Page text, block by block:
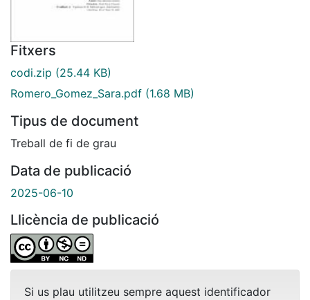
Fitxers
codi.zip (25.44 KB)
Romero_Gomez_Sara.pdf (1.68 MB)
Tipus de document
Treball de fi de grau
Data de publicació
2025-06-10
Llicència de publicació
Si us plau utilitzeu sempre aquest identificador